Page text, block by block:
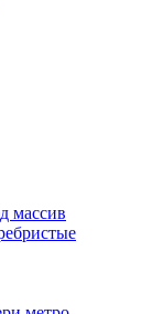
массив